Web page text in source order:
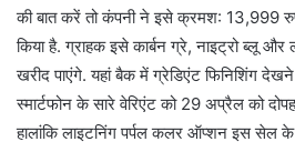
की बात करें तो कंपनी ने इसे क्रमश: 13,999
किया है. ग्राहक इसे कार्बन ग्रे, नाइट्रो ब्लू
खरीद पाएंगे. यहां बैक में ग्रेडिएंट फिनिशिंग
स्मार्टफोन के सारे वेरिएंट को 29 अप्रैल को
हालांकि लाइटनिंग पर्पल कलर ऑप्शन इस सेल के